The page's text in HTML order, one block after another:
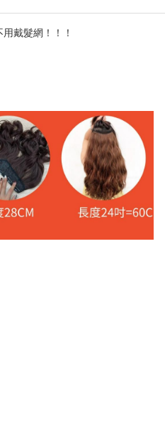
戴髮網！！！